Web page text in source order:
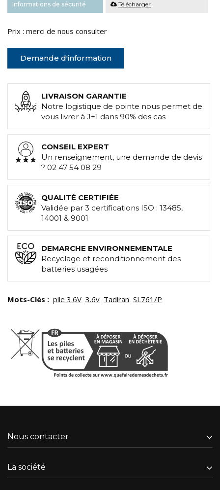
Informations de sécurité Télécharger
Prix : merci de nous consulter
Demande d'information
LIVRAISON GARANTIE
Notre logistique de pointe nous permet de
vous livrer à J+1 dans 90% des cas
CONSEIL EXPERT
Un renseignement, une demande de devis
? 02 47 54 08 29
QUALITÉ CERTIFIÉE
Validée par 3 certifications ISO : 13485,
14001 & 9001
DEMARCHE ENVIRONNEMENTALE
Recyclage et reconditionnement des
batteries usagées
Mots-Clés : pile 3.6V 3.6v Tadiran SL761/P
Nous contacter
La société